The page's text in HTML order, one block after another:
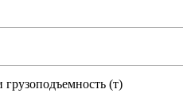
грузоподъемность (т)